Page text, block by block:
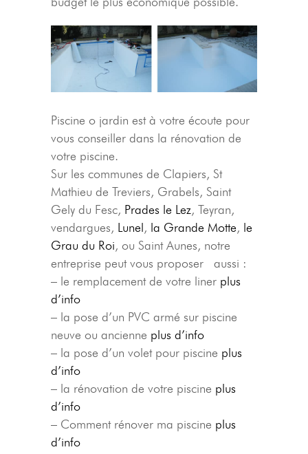
Piscine o jardin est à votre écoute pour
vous conseiller dans la rénovation de
votre piscine.
Sur les communes de Clapiers, St
Mathieu de Treviers, Grabels, Saint
Gely du Fesc, Prades le Lez, Teyran,
vendargues, Lunel, la Grande Motte, le
Grau du Roi, ou Saint Aunes, notre
entreprise peut vous proposer aussi :
– le remplacement de votre liner plus
d’info
– la pose d’un PVC armé sur piscine
neuve ou ancienne plus d’info
– la pose d’un volet pour piscine plus
d’info
– la rénovation de votre piscine plus
d’info
– Comment rénover ma piscine plus
d’info